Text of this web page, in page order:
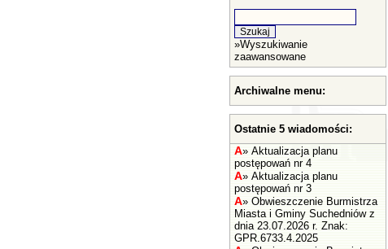
»Wyszukiwanie
zaawansowane
Archiwalne menu:
Ostatnie 5 wiadomości:
A» Aktualizacja planu
postępowań nr 4
A» Aktualizacja planu
postępowań nr 3
A» Obwieszczenie Burmistrza
Miasta i Gminy Suchedniów z
dnia 23.07.2026 r. Znak:
GPR.6733.4.2025